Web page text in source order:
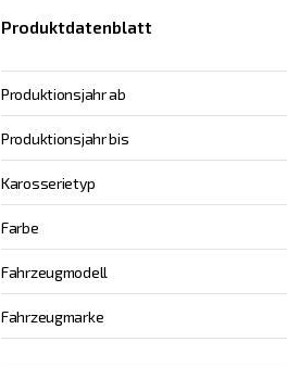
Produktdatenblatt
Produktionsjahr ab
Produktionsjahr bis
Karosserietyp
Farbe
Fahrzeugmodell
Fahrzeugmarke